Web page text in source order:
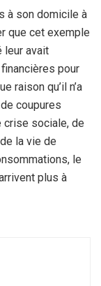
à son domicile à
que cet exemple
leur avait
pour
raison qu’il n’a
coupures
crise sociale, de
la vie de
le
plus à